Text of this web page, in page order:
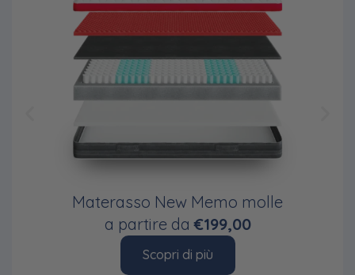
Materasso New Memo molle
a partire da€199,00
Scopri di più